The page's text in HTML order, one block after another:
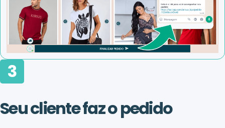
3
Seu cliente faz o pedido